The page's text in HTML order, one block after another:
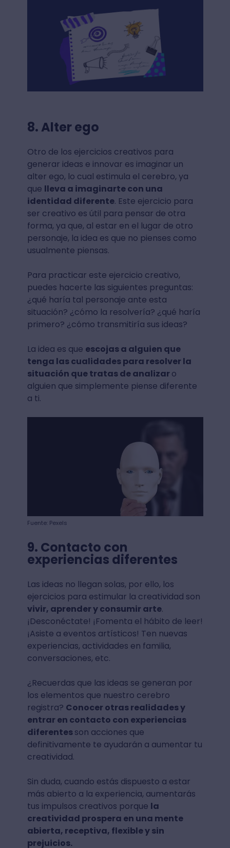
8. Alter ego
Otro de los ejercicios creativos para
generar ideas e innovar es imaginar un
alter ego, lo cual estimula el cerebro, ya
que lleva a imaginarte con una
identidad diferente. Este ejercicio para
ser creativo es útil para pensar de otra
forma, ya que, al estar en el lugar de otro
personaje, la idea es que no pienses como
usualmente piensas.
Para practicar este ejercicio creativo,
puedes hacerte las siguientes preguntas:
¿qué haría tal personaje ante esta
situación? ¿cómo la resolvería? ¿qué haría
primero? ¿cómo transmitiría sus ideas?
La idea es que escojas a alguien que
tenga las cualidades para resolver la
situación que tratas de analizar o
alguien que simplemente piense diferente
a ti.
Fuente: Pexels
9. Contacto con
experiencias diferentes
Las ideas no llegan solas, por ello, los
ejercicios para estimular la creatividad son
vivir, aprender y consumir arte.
¡Desconéctate! ¡Fomenta el hábito de leer!
¡Asiste a eventos artísticos! Ten nuevas
experiencias, actividades en familia,
conversaciones, etc.
¿Recuerdas que las ideas se generan por
los elementos que nuestro cerebro
registra? Conocer otras realidades y
entrar en contacto con experiencias
diferentesson acciones que
definitivamente te ayudarán a aumentar tu
creatividad.
Sin duda, cuando estás dispuesto a estar
más abierto a la experiencia, aumentarás
tus impulsos creativos porque la
creatividad prospera en una mente
abierta, receptiva, flexible y sin
prejuicios.